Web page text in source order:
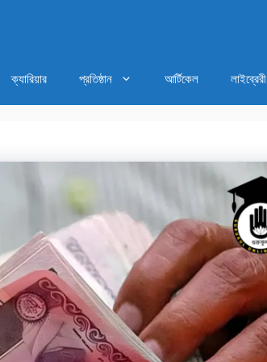
ক্যারিয়ার প্রতিষ্ঠান আর্টিকেল লাইব্রেরী